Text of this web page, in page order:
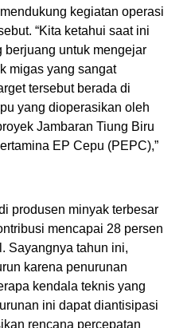
kegiatan operasi
“Kita ketahui saat ini
berjuang untuk mengejar
migas yang sangat
tersebut berada di
yang dioperasikan oleh
Jambaran Tiung Biru
EP Cepu (PEPC),”
produsen minyak terbesar
mencapai 28 persen
Sayangnya tahun ini,
karena penurunan
kendala teknis yang
ini dapat diantisipasi
rencana percepatan